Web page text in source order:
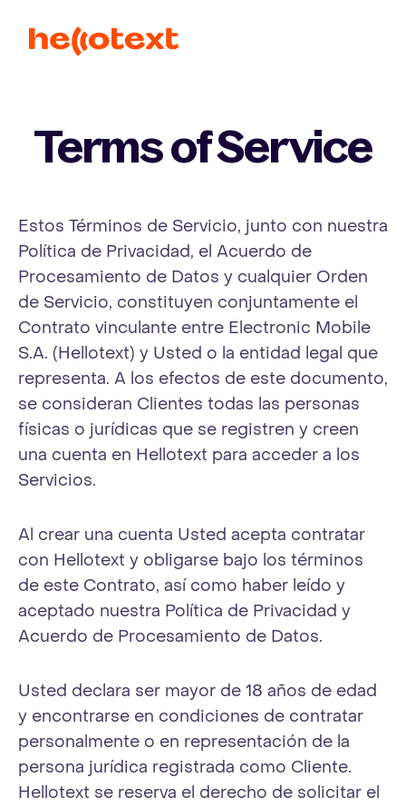
Terms of Service
Estos Términos de Servicio, junto con nuestra
Política de Privacidad, el Acuerdo de
Procesamiento de Datos y cualquier Orden
de Servicio, constituyen conjuntamente el
Contrato vinculante entre Electronic Mobile
S.A. (Hellotext) y Usted o la entidad legal que
representa. A los efectos de este documento,
se consideran Clientes todas las personas
físicas o jurídicas que se registren y creen
una cuenta en Hellotext para acceder a los
Servicios.
Al crear una cuenta Usted acepta contratar
con Hellotext y obligarse bajo los términos
de este Contrato, así como haber leído y
aceptado nuestra Política de Privacidad y
Acuerdo de Procesamiento de Datos.
Usted declara ser mayor de 18 años de edad
y encontrarse en condiciones de contratar
personalmente o en representación de la
persona jurídica registrada como Cliente.
Hellotext se reserva el derecho de solicitar el